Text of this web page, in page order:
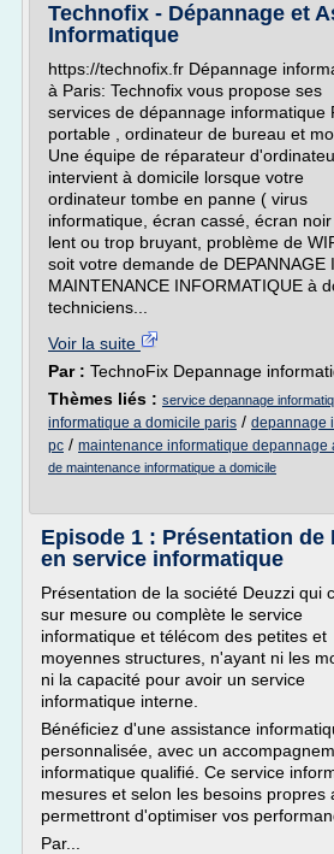
Technofix - Dépannage et
Informatique
https://technofix.fr Dépannage
à Paris: Technofix vous propose ses
services de dépannage informatique
portable , ordinateur de bureau et
Une équipe de réparateur
intervient à domicile lorsque votre
ordinateur tombe en panne ( virus
informatique, écran cassé, écran
lent ou trop bruyant, problème de
soit votre demande de DEPANNAGE
MAINTENANCE INFORMATIQUE à
techniciens...
Voir la suite
Par : TechnoFix Depannage
Thèmes liés : service depannage
informatique a domicile paris / depannage
pc / maintenance informatique depannage
de maintenance informatique a domicile
Episode 1 : Présentation de
en service informatique
Présentation de la société Deuzzi qui
sur mesure ou complète le service
informatique et télécom des petites et
moyennes structures, n'ayant ni les
ni la capacité pour avoir un service
informatique interne.
Bénéficiez d'une assistance
personnalisée, avec un
informatique qualifié. Ce service
mesures et selon les besoins propres
permettront d'optimiser vos
Par...